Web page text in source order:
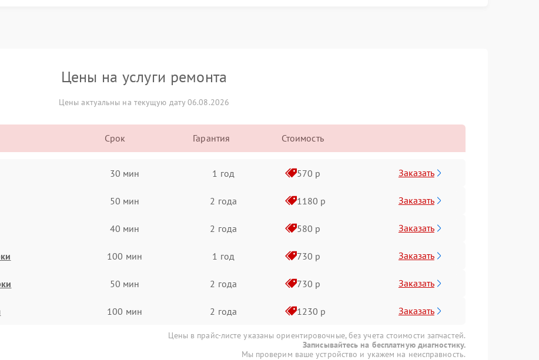
Цены на услуги ремонта
Цены актуальны на текущую дату 06.08.2026
Срок Гарантия Стоимость
30 мин 1 год 570 р Заказать
50 мин 2 года 1180 р Заказать
40 мин 2 года 580 р Заказать
100 мин 1 год 730 р Заказать
50 мин 2 года 730 р Заказать
100 мин 2 года 1230 р Заказать
Цены в прайс-листе указаны ориентировочные, без учета стоимости запчастей.
Записывайтесь на бесплатную диагностику.
Мы проверим ваше устройство и укажем на неисправность.